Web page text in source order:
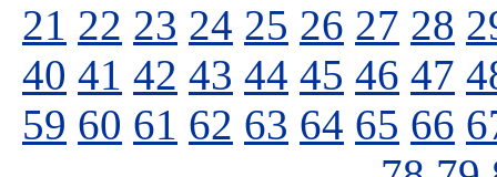
21 22 23 24 25 26 27 28
40 41 42 43 44 45 46 47
59 60 61 62 63 64 65 66